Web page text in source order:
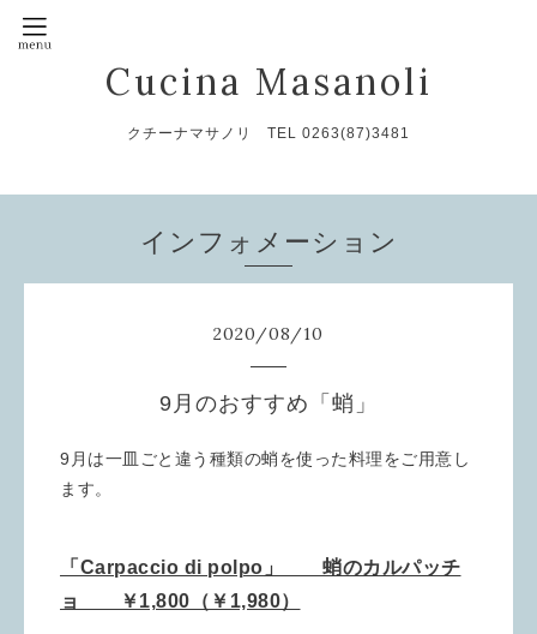
Cucina Masanoli
クチーナマサノリ TEL 0263(87)3481
インフォメーション
2020/08/10
9月のおすすめ「蛸」
9月は一皿ごと違う種類の蛸を使った料理をご用意し
ます。
「Carpaccio di polpo」 蛸のカルパッチ
ョ ￥1,800（￥1,980）